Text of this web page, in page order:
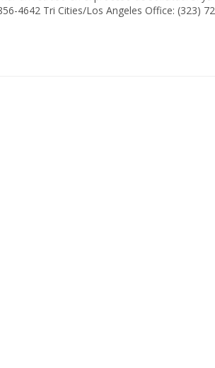
4642 Tri Cities/Los Angeles Office: (323)